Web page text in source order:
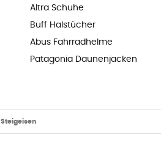
Altra Schuhe
Buff Halstücher
Abus Fahrradhelme
Patagonia Daunenjacken
Steigeisen